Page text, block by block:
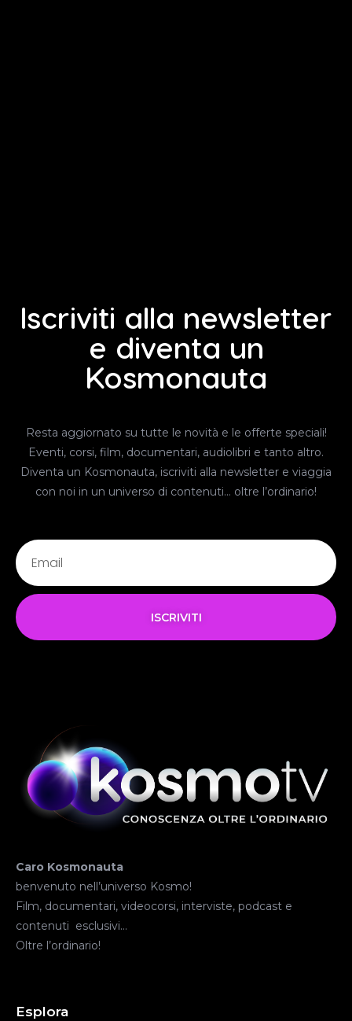
Iscriviti alla newsletter
e diventa un
Kosmonauta
Resta aggiornato su tutte le novità e le offerte speciali!
Eventi, corsi, film, documentari, audiolibri e tanto altro.
Diventa un Kosmonauta, iscriviti alla newsletter e viaggia
con noi in un universo di contenuti… oltre l’ordinario!
ISCRIVITI
Caro Kosmonauta
benvenuto nell’universo Kosmo!
Film, documentari, videocorsi, interviste, podcast e
contenuti esclusivi…
Oltre l’ordinario!
Esplora